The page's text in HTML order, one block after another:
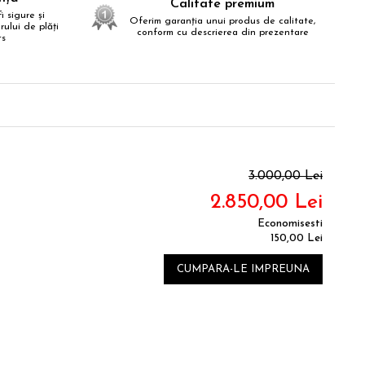
sigure și
de plăți
Calitate premium
Oferim garanția unui produs de calitate,
conform cu descrierea din prezentare
3.000,00 Lei
2.850,00 Lei
Economisesti
150,00 Lei
CUMPARA-LE IMPREUNA